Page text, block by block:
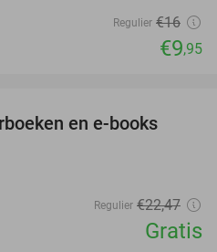
Regulier €16
€9,95
en e-books
Regulier €22,47
Gratis